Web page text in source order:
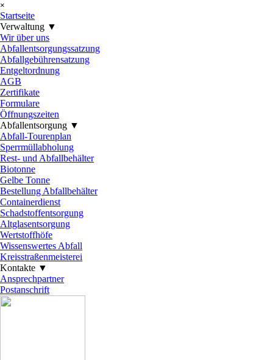
×
Startseite
Verwaltung ▼
Wir über uns
Abfallentsorgungssatzung
Abfallgebührensatzung
Entgeltordnung
AGB
Zertifikate
Formulare
Öffnungszeiten
Abfallentsorgung ▼
Abfall-Tourenplan
Sperrmüllabholung
Rest- und Abfallbehälter
Biotonne
Gelbe Tonne
Bestellung Abfallbehälter
Containerdienst
Schadstoffentsorgung
Altglasentsorgung
Wertstoffhöfe
Wissenswertes Abfall
Kreisstraßenmeisterei
Kontakte ▼
Ansprechpartner
Postanschrift